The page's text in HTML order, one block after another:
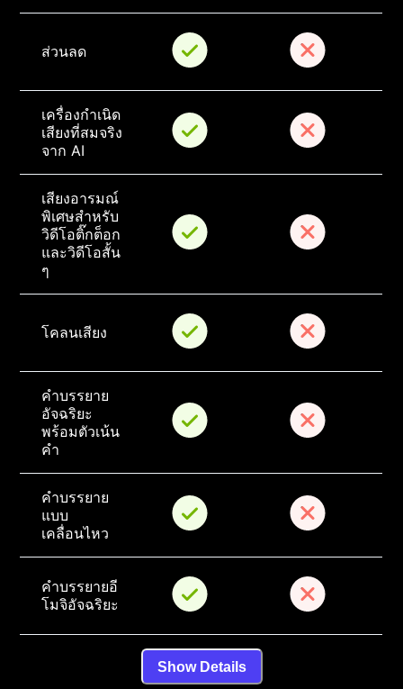
ส่วนลด
เครื่องกำเนิด
เสียงที่สมจริง
จาก AI
เสียงอารมณ์
พิเศษสำหรับ
วิดีโอติ๊กต็อก
และวิดีโอสั้น
ๆ
โคลนเสียง
คำบรรยาย
อัจฉริยะ
พร้อมตัวเน้น
คำ
คำบรรยาย
แบบ
เคลื่อนไหว
คำบรรยายอี
โมจิอัจฉริยะ
Show Details